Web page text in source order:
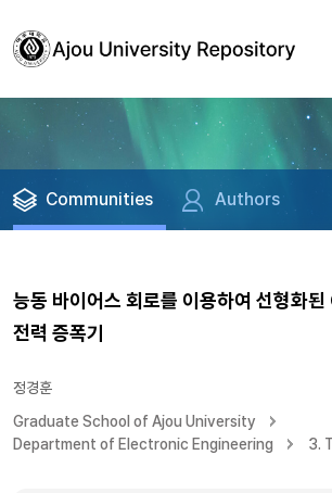
Communities Authors
능동 바이어스 회로를 이용하여 선형화
전력 증폭기
정경훈
Graduate School of Ajou University
Department of Electronic Engineering
3.